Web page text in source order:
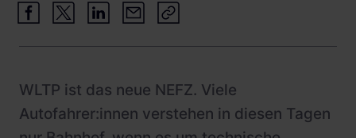
WLTP ist das neue NEFZ. Viele
Autofahrer:innen verstehen in diesen Tagen